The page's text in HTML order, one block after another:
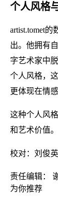
个人风格
artist.tomet
出。他拥有
字艺术家中
个人风格，
更体现在情
这种个人风
和艺术价值。
校对：刘俊英
责任编辑：
为你推荐